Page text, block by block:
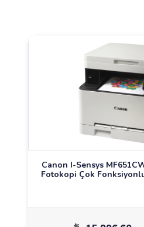
Canon I-Sensys
Fotokopi Çok Fonksiyonlu